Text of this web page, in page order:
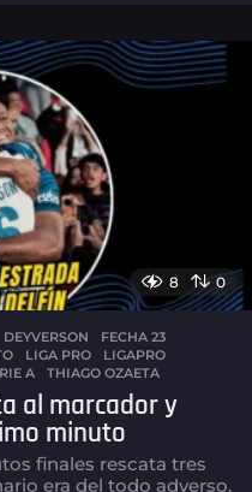
8 0
,DEYVERSON ,FECHA 23
,LIGA PRO ,LIGAPRO
A ,THIAGO OZAETA
al marcador y
minuto
finales rescata tres
era del todo adverso.